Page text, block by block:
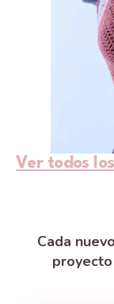
Ver todos
Cada